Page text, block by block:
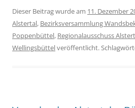
Dieser Beitrag wurde am 11. Dezember
Alstertal, Bezirksversammlung
Poppenbüttel, Regionalausschuss
Wellingsbüttelveröffentlicht.